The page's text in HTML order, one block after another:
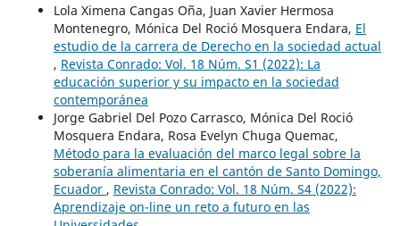
Lola Ximena Cangas Oña, Juan Xavier Hermosa
Montenegro, Mónica Del Roció Mosquera Endara, El
estudio de la carrera de Derecho en la sociedad actual
, Revista Conrado: Vol. 18 Núm. S1 (2022): La
educación superior y su impacto en la sociedad
contemporánea
Jorge Gabriel Del Pozo Carrasco, Mónica Del Roció
Mosquera Endara, Rosa Evelyn Chuga Quemac,
Método para la evaluación del marco legal sobre la
soberanía alimentaria en el cantón de Santo Domingo,
Ecuador , Revista Conrado: Vol. 18 Núm. S4 (2022):
Aprendizaje on-line un reto a futuro en las